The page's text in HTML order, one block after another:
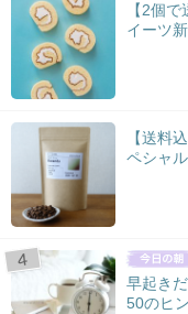
【2個
イーツ
【送料
ペシャ
早起き
50のヒ